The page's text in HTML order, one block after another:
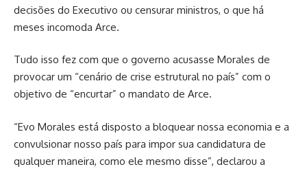
decisões do Executivo ou censurar ministros, o que há
meses incomoda Arce.
Tudo isso fez com que o governo acusasse Morales de
provocar um “cenário de crise estrutural no país” com o
objetivo de “encurtar” o mandato de Arce.
“Evo Morales está disposto a bloquear nossa economia e a
convulsionar nosso país para impor sua candidatura de
qualquer maneira, como ele mesmo disse”, declarou a